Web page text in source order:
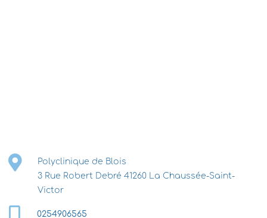
Polyclinique de Blois
3 Rue Robert Debré 41260 La Chaussée-Saint-
Victor
0254906565